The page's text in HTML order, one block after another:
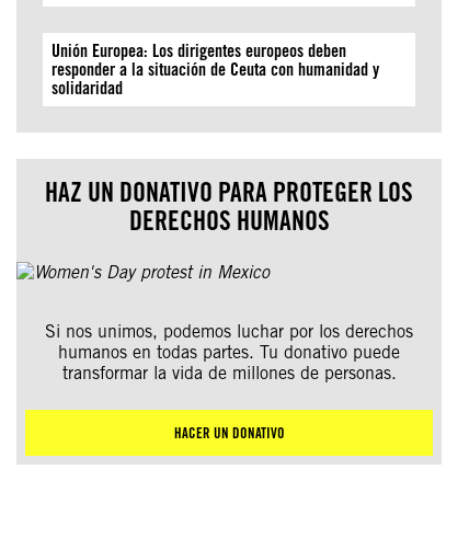
Unión Europea: Los dirigentes europeos deben
responder a la situación de Ceuta con humanidad y
solidaridad
HAZ UN DONATIVO PARA PROTEGER LOS
DERECHOS HUMANOS
Si nos unimos, podemos luchar por los derechos
humanos en todas partes. Tu donativo puede
transformar la vida de millones de personas.
HACER UN DONATIVO